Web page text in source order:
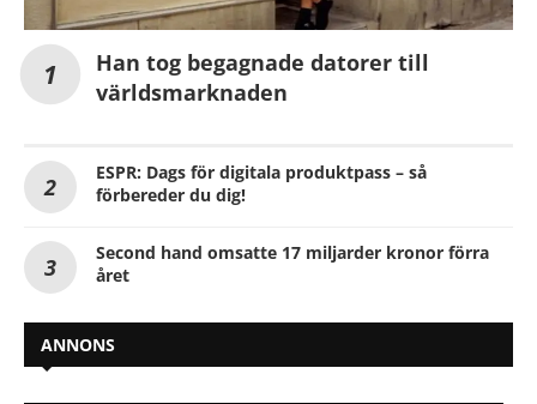
Han tog begagnade datorer till
världsmarknaden
ESPR: Dags för digitala produktpass – så
förbereder du dig!
Second hand omsatte 17 miljarder kronor förra
året
ANNONS